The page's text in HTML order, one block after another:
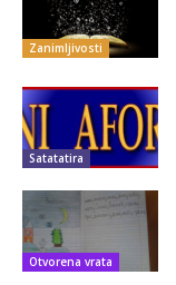
Zanimljivosti
Satatatira
Otvorena vrata